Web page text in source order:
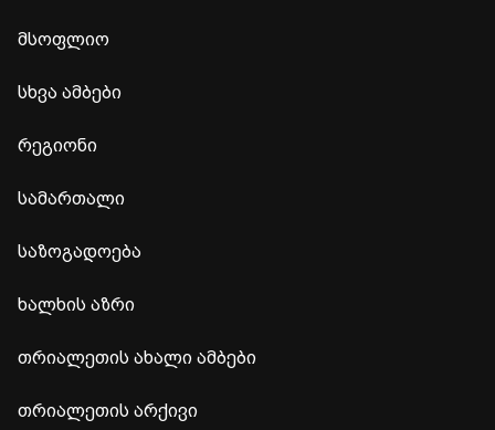
მსოფლიო
სხვა ამბები
რეგიონი
სამართალი
საზოგადოება
ხალხის აზრი
თრიალეთის ახალი ამბები
თრიალეთის არქივი